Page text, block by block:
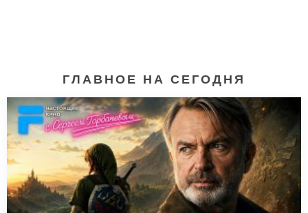
ГЛАВНОЕ НА СЕГОДНЯ